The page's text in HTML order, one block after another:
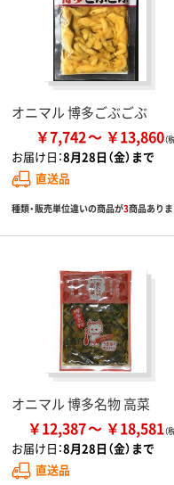
オニマル 博多ごぶごぶ
￥7,742 ￥13,860
お届け日：8月28日（金）まで
直送品
種類・販売単位違いの商品が3商品あり
オニマル 博多名物 高菜
￥12,387 ￥18,581
お届け日：8月28日（金）まで
直送品